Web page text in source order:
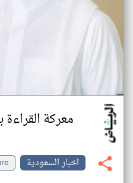
معركة
اخبار السعودية